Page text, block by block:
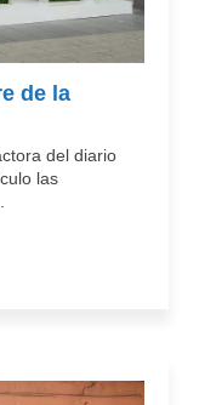
de la
del diario
las